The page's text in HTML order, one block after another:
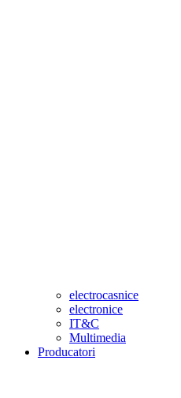
electrocasnice
electronice
IT&C
Multimedia
Producatori